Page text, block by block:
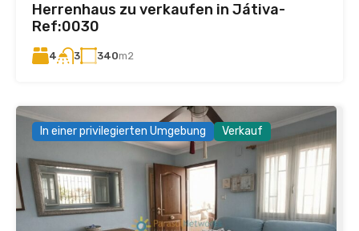
Herrenhaus zu verkaufen in Játiva-
Ref:0030
4 3 340m2
In einer privilegierten Umgebung Verkauf